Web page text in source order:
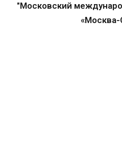
"Московский
«Москва-